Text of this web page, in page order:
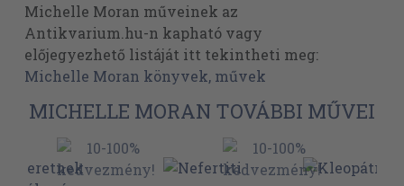
Michelle Moran műveinek az
Antikvarium.hu-n kapható vagy
előjegyezhető listáját itt tekintheti meg:
Michelle Moran könyvek, művek
MICHELLE MORAN TOVÁBBI MŰVEI